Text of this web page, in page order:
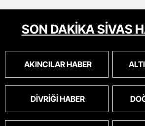
SON DAKİKA SİVAS
AKINCILAR HABER
DIVRIĞI HABER